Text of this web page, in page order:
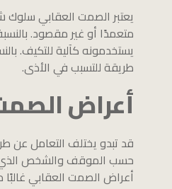
يعتبر الصمت العقابي
متعمدًا أو غير مقصود.
يستخدمونه كآلية للتكيف.
طريقة للتسبب في الأذى.
أعراض
قد تبدو يختلف التعامل عن
حسب الموقف والشخص
أعراض الصمت العقابي غالبًا